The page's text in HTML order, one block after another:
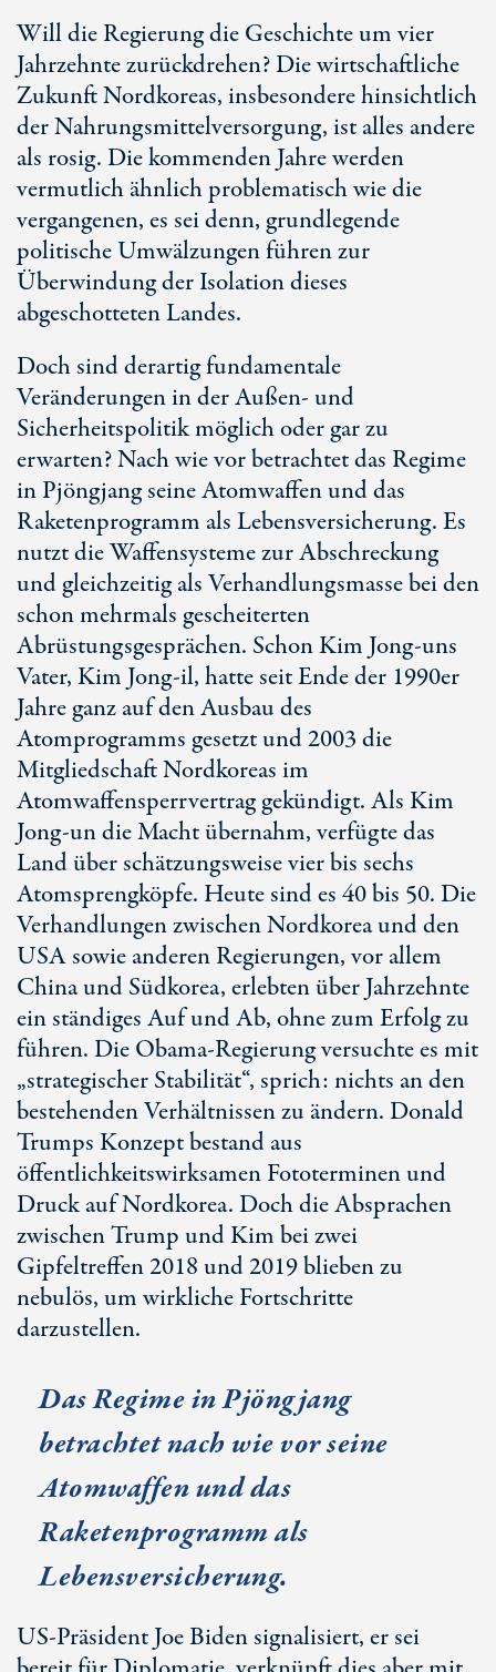
Will die Regierung die Geschichte um vier
Jahrzehnte zurückdrehen? Die wirtschaftliche
Zukunft Nordkoreas, insbesondere hinsichtlich
der Nahrungsmittelversorgung, ist alles andere
als rosig. Die kommenden Jahre werden
vermutlich ähnlich problematisch wie die
vergangenen, es sei denn, grundlegende
politische Umwälzungen führen zur
Überwindung der Isolation dieses
abgeschotteten Landes.
Doch sind derartig fundamentale
Veränderungen in der Außen- und
Sicherheitspolitik möglich oder gar zu
erwarten? Nach wie vor betrachtet das Regime
in Pjöngjang seine Atomwaffen und das
Raketenprogramm als Lebensversicherung. Es
nutzt die Waffensysteme zur Abschreckung
und gleichzeitig als Verhandlungsmasse bei den
schon mehrmals gescheiterten
Abrüstungsgesprächen. Schon Kim Jong-uns
Vater, Kim Jong-il, hatte seit Ende der 1990er
Jahre ganz auf den Ausbau des
Atomprogramms gesetzt und 2003 die
Mitgliedschaft Nordkoreas im
Atomwaffensperrvertrag gekündigt. Als Kim
Jong-un die Macht übernahm, verfügte das
Land über schätzungsweise vier bis sechs
Atomsprengköpfe. Heute sind es 40 bis 50. Die
Verhandlungen zwischen Nordkorea und den
USA sowie anderen Regierungen, vor allem
China und Südkorea, erlebten über Jahrzehnte
ein ständiges Auf und Ab, ohne zum Erfolg zu
führen. Die Obama-Regierung versuchte es mit
„strategischer Stabilität“, sprich: nichts an den
bestehenden Verhältnissen zu ändern. Donald
Trumps Konzept bestand aus
öffentlichkeitswirksamen Fototerminen und
Druck auf Nordkorea. Doch die Absprachen
zwischen Trump und Kim bei zwei
Gipfeltreffen 2018 und 2019 blieben zu
nebulös, um wirkliche Fortschritte
darzustellen.
Das Regime in Pjöngjang
betrachtet nach wie vor seine
Atomwaffen und das
Raketenprogramm als
Lebensversicherung.
US-Präsident Joe Biden signalisiert, er sei